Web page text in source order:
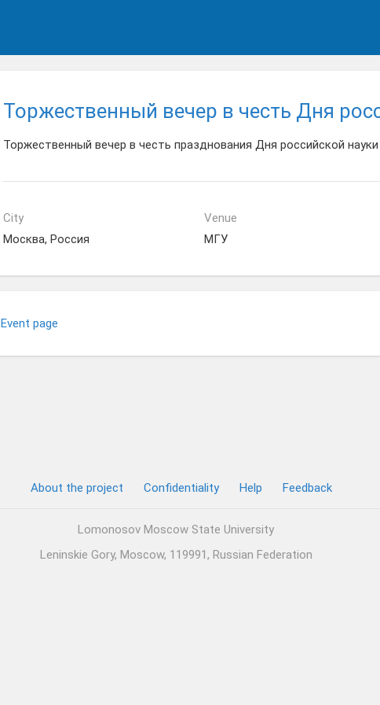
Торжественный вечер в честь Дня
Торжественный вечер в честь празднования Дня российской науки
City
Москва, Россия
Venue
МГУ
Event page
About the project Confidentiality Help Feedback
Lomonosov Moscow State University
Leninskie Gory, Moscow, 119991, Russian Federation